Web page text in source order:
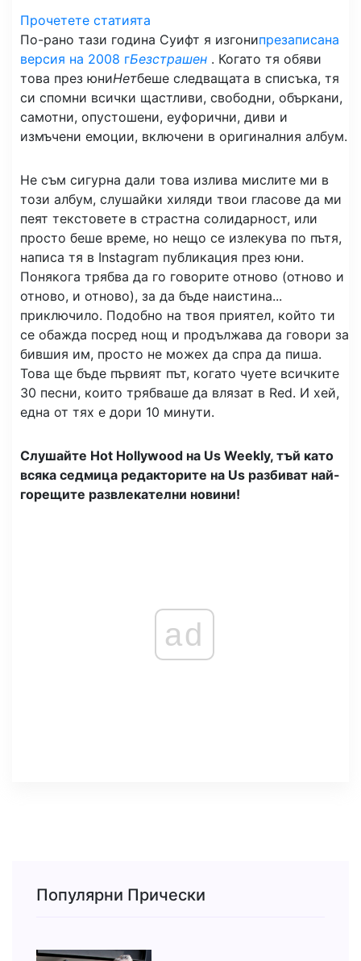
Прочетете статията
По-рано тази година Суифт я изгонипрезаписана
версия на 2008 гБезстрашен . Когато тя обяви
това през юниНетбеше следващата в списъка, тя
си спомни всички щастливи, свободни, объркани,
самотни, опустошени, еуфорични, диви и
измъчени емоции, включени в оригиналния албум.
Не съм сигурна дали това излива мислите ми в
този албум, слушайки хиляди твои гласове да ми
пеят текстовете в страстна солидарност, или
просто беше време, но нещо се излекува по пътя,
написа тя в Instagram публикация през юни.
Понякога трябва да го говорите отново (отново и
отново, и отново), за да бъде наистина...
приключило. Подобно на твоя приятел, който ти
се обажда посред нощ и продължава да говори за
бившия им, просто не можех да спра да пиша.
Това ще бъде първият път, когато чуете всичките
30 песни, които трябваше да влязат в Red. И хей,
една от тях е дори 10 минути.
Слушайте Hot Hollywood на Us Weekly, тъй като
всяка седмица редакторите на Us разбиват най-
горещите развлекателни новини!
ad
Популярни Прически